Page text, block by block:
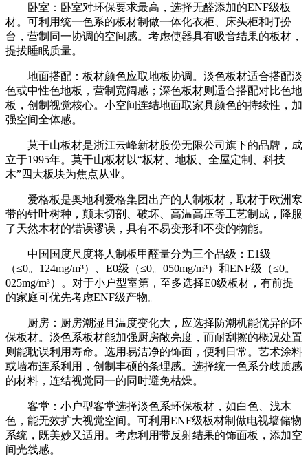
卧室：卧室对环保要求最高，选择无醛添加的ENF级板
材。可利用统一色系的板材制做一体化衣柜、床头柜和打扮
台，营制同一协调的空间感。考虑使器具有吸音结果的板材，
提拔睡眠质量。
地面搭配：板材颜色应取地板协调。淡色板材适合搭配淡
色或中性色地板，营制宽阔感；深色板材则适合搭配对比色地
板，创制视觉核心。小空间连结地面取家具颜色的持续性，加
强空间全体感。
莫干山板材是浙江云峰新材股份无限公司旗下的品牌，成
立于1995年。莫干山板材以“板材、地板、全屋定制、科技
木”四大板块为焦点从业。
爱格板是奥地利爱格集团出产的人制板材，取材于欧洲寒
带的针叶树种，颠末切剖、破坏、高温高压等工艺制成，降服
了天然木材的错误谬误，具有不易变形和不变的物能。
中国国度尺度将人制板甲醛量分为三个品级：E1级
（≤0。124mg/m³）、E0级（≤0。050mg/m³）和ENF级（≤0。
025mg/m³）。对于小户型室第，至多选择E0级板材，有前提
的家庭可优先考虑ENF级产物。
厨房：厨房潮湿且温度变化大，应选择防潮机能优异的环
保板材。淡色系板材能加强厨房敞亮度，而耐刮擦的概况处置
则能耽误利用寿命。选用易洁净的饰面，便利日常。艺术涂料
或墙布连系利用，创制丰硕的条理感。选择统一色系分歧质感
的材料，连结视觉同一的同时避免枯燥。
客堂：小户型客堂选择淡色系环保板材，如白色、浅木
色，能无效扩大视觉空间。可利用ENF级板材制做电视墙储物
系统，既美妙又适用。考虑利用带反射结果的饰面板，添加空
间光线感。